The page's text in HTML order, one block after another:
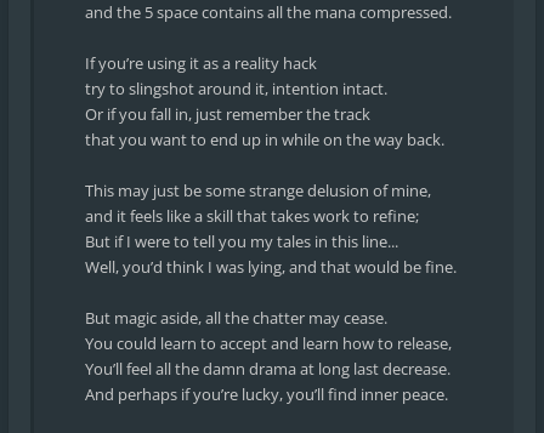
and the 5 space contains all the mana compressed.
If you’re using it as a reality hack
try to slingshot around it, intention intact.
Or if you fall in, just remember the track
that you want to end up in while on the way back.
This may just be some strange delusion of mine,
and it feels like a skill that takes work to refine;
But if I were to tell you my tales in this line...
Well, you’d think I was lying, and that would be fine.
But magic aside, all the chatter may cease.
You could learn to accept and learn how to release,
You’ll feel all the damn drama at long last decrease.
And perhaps if you’re lucky, you’ll find inner peace.